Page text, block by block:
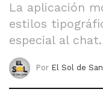
La aplicación
estilos
especial al chat.
Por El Sol de